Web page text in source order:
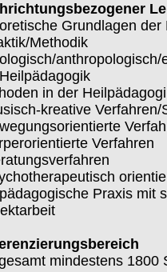
Grundlagen
Methodik
in der
kreative Verfahren/
Verfahren
Praxis mit
mindestens 1800